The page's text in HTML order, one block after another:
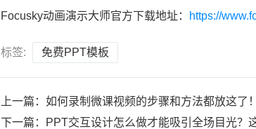
Focusky动画演示大师官方下载地址： https://
标签: 免费PPT模板
上一篇： 如何录制微课视频的步骤和方法都放这了
下一篇：
PPT交互设计怎么做才能吸引全场目光？